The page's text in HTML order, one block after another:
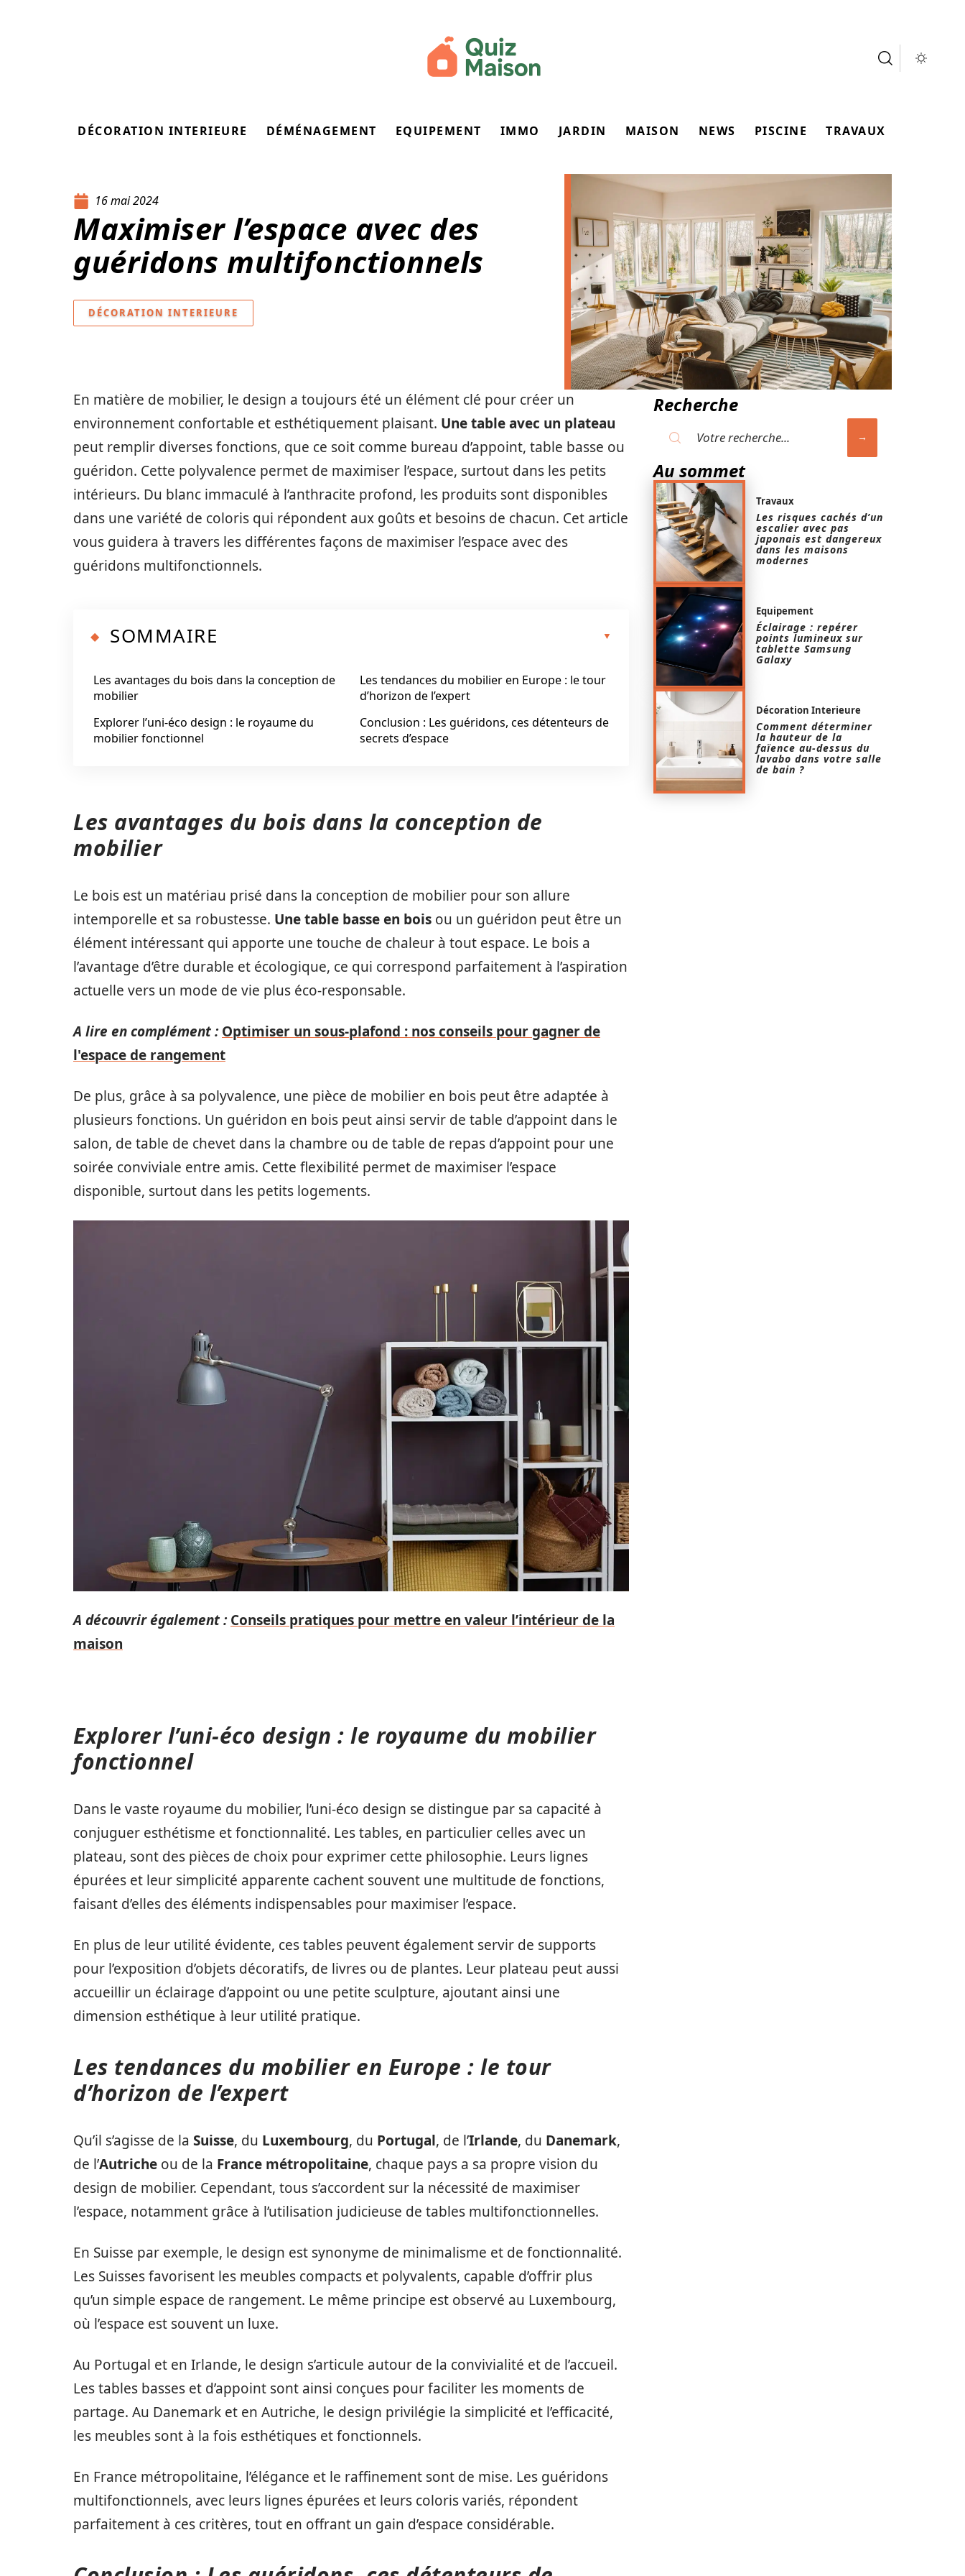
DÉCORATION INTERIEURE DÉMÉNAGEMENT EQUIPEMENT IMMO JARDIN MAISON NEWS PISCINE TRAVAUX
16 mai 2024
Maximiser l’espace avec des
guéridons multifonctionnels
DÉCORATION INTERIEURE
En matière de mobilier, le design a toujours été un élément clé pour créer un
environnement confortable et esthétiquement plaisant. Une table avec un plateau
peut remplir diverses fonctions, que ce soit comme bureau d’appoint, table basse ou
guéridon. Cette polyvalence permet de maximiser l’espace, surtout dans les petits
intérieurs. Du blanc immaculé à l’anthracite profond, les produits sont disponibles
dans une variété de coloris qui répondent aux goûts et besoins de chacun. Cet article
vous guidera à travers les différentes façons de maximiser l’espace avec des
guéridons multifonctionnels.
SOMMAIRE
Les avantages du bois dans la conception de
mobilier
Explorer l’uni-éco design : le royaume du
mobilier fonctionnel
Les tendances du mobilier en Europe : le tour
d’horizon de l’expert
Conclusion : Les guéridons, ces détenteurs de
secrets d’espace
Les avantages du bois dans la conception de
mobilier
Le bois est un matériau prisé dans la conception de mobilier pour son allure
intemporelle et sa robustesse. Une table basse en bois ou un guéridon peut être un
élément intéressant qui apporte une touche de chaleur à tout espace. Le bois a
l’avantage d’être durable et écologique, ce qui correspond parfaitement à l’aspiration
actuelle vers un mode de vie plus éco-responsable.
A lire en complément : Optimiser un sous-plafond : nos conseils pour gagner de
l'espace de rangement
De plus, grâce à sa polyvalence, une pièce de mobilier en bois peut être adaptée à
plusieurs fonctions. Un guéridon en bois peut ainsi servir de table d’appoint dans le
salon, de table de chevet dans la chambre ou de table de repas d’appoint pour une
soirée conviviale entre amis. Cette flexibilité permet de maximiser l’espace
disponible, surtout dans les petits logements.
A découvrir également : Conseils pratiques pour mettre en valeur l’intérieur de la
maison
Explorer l’uni-éco design : le royaume du mobilier
fonctionnel
Dans le vaste royaume du mobilier, l’uni-éco design se distingue par sa capacité à
conjuguer esthétisme et fonctionnalité. Les tables, en particulier celles avec un
plateau, sont des pièces de choix pour exprimer cette philosophie. Leurs lignes
épurées et leur simplicité apparente cachent souvent une multitude de fonctions,
faisant d’elles des éléments indispensables pour maximiser l’espace.
En plus de leur utilité évidente, ces tables peuvent également servir de supports
pour l’exposition d’objets décoratifs, de livres ou de plantes. Leur plateau peut aussi
accueillir un éclairage d’appoint ou une petite sculpture, ajoutant ainsi une
dimension esthétique à leur utilité pratique.
Les tendances du mobilier en Europe : le tour
d’horizon de l’expert
Qu’il s’agisse de la Suisse, du Luxembourg, du Portugal, de l’Irlande, du Danemark,
de l’Autriche ou de la France métropolitaine, chaque pays a sa propre vision du
design de mobilier. Cependant, tous s’accordent sur la nécessité de maximiser
l’espace, notamment grâce à l’utilisation judicieuse de tables multifonctionnelles.
En Suisse par exemple, le design est synonyme de minimalisme et de fonctionnalité.
Les Suisses favorisent les meubles compacts et polyvalents, capable d’offrir plus
qu’un simple espace de rangement. Le même principe est observé au Luxembourg,
où l’espace est souvent un luxe.
Au Portugal et en Irlande, le design s’articule autour de la convivialité et de l’accueil.
Les tables basses et d’appoint sont ainsi conçues pour faciliter les moments de
partage. Au Danemark et en Autriche, le design privilégie la simplicité et l’efficacité,
les meubles sont à la fois esthétiques et fonctionnels.
En France métropolitaine, l’élégance et le raffinement sont de mise. Les guéridons
multifonctionnels, avec leurs lignes épurées et leurs coloris variés, répondent
parfaitement à ces critères, tout en offrant un gain d’espace considérable.
Recherche
Au sommet
Travaux
Les risques cachés d’un
escalier avec pas
japonais est dangereux
dans les maisons
modernes
Equipement
Éclairage : repérer
points lumineux sur
tablette Samsung
Galaxy
Décoration Interieure
Comment déterminer
la hauteur de la
faïence au-dessus du
lavabo dans votre salle
de bain ?